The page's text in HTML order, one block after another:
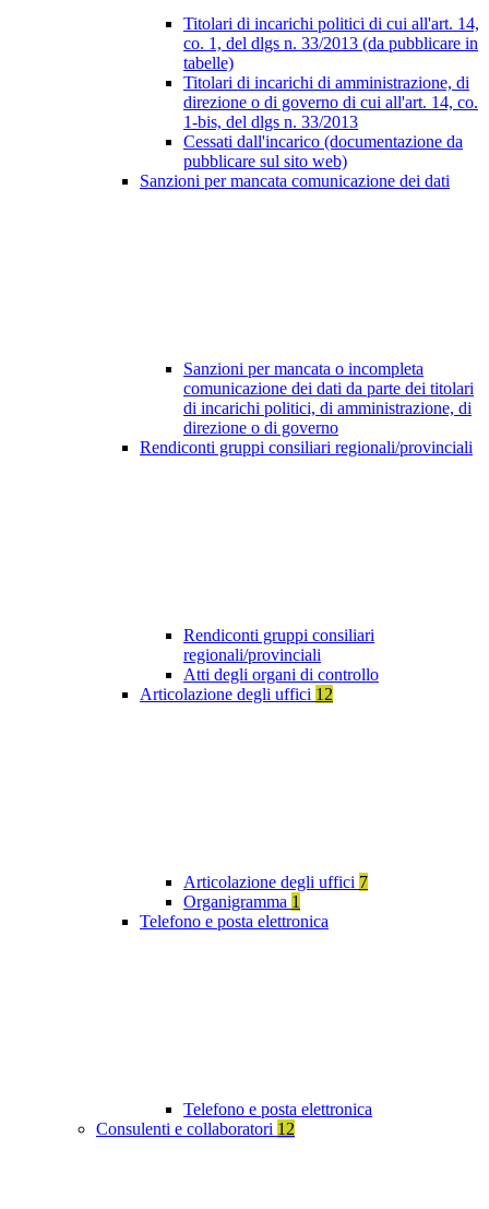
Titolari di incarichi politici di cui all'art. 14,
co. 1, del dlgs n. 33/2013 (da pubblicare in
tabelle)
Titolari di incarichi di amministrazione, di
direzione o di governo di cui all'art. 14, co.
1-bis, del dlgs n. 33/2013
Cessati dall'incarico (documentazione da
pubblicare sul sito web)
Sanzioni per mancata comunicazione dei dati
Sanzioni per mancata o incompleta
comunicazione dei dati da parte dei titolari
di incarichi politici, di amministrazione, di
direzione o di governo
Rendiconti gruppi consiliari regionali/provinciali
Rendiconti gruppi consiliari
regionali/provinciali
Atti degli organi di controllo
Articolazione degli uffici 12
Articolazione degli uffici 7
Organigramma 1
Telefono e posta elettronica
Telefono e posta elettronica
Consulenti e collaboratori 12